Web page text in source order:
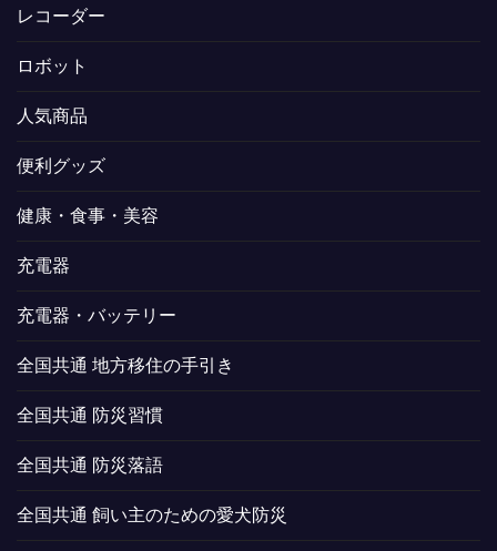
レコーダー
ロボット
人気商品
便利グッズ
健康・食事・美容
充電器
充電器・バッテリー
全国共通 地方移住の手引き
全国共通 防災習慣
全国共通 防災落語
全国共通 飼い主のための愛犬防災